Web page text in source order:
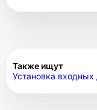
Также ищут
Установка входных